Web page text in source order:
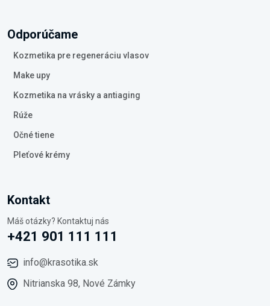
Odporúčame
Kozmetika pre regeneráciu vlasov
Make upy
Kozmetika na vrásky a antiaging
Rúže
Očné tiene
Pleťové krémy
Kontakt
Máš otázky? Kontaktuj nás
+421 901 111 111
info@krasotika.sk
Nitrianska 98, Nové Zámky